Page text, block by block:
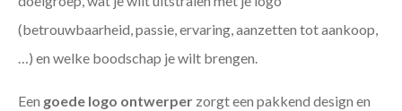
(betrouwbaarheid, passie, ervaring, aanzetten tot aankoop,
…) en welke boodschap je wilt brengen.
Een goede logo ontwerper zorgt een pakkend design en